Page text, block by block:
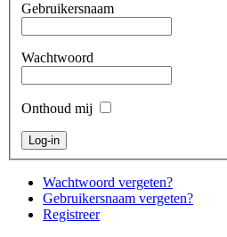
Gebruikersnaam
Wachtwoord
Onthoud mij
Wachtwoord vergeten?
Gebruikersnaam vergeten?
Registreer